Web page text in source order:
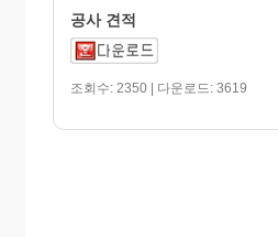
공사 견적
조회수: 2350 | 다운로드: 3619